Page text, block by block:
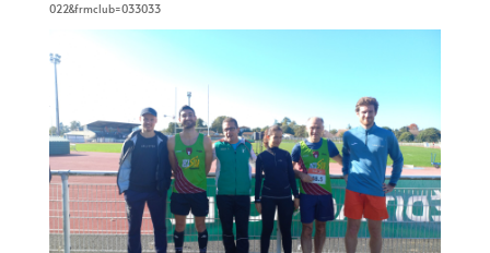
022&frmclub=033033